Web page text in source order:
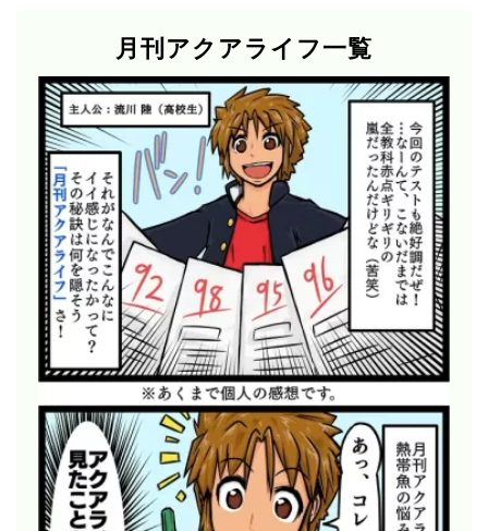
月刊アクアライフ一覧